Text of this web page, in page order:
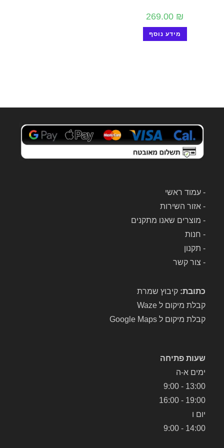
269.00 ₪
מידע נוסף
-עמוד ראשי
-אזור השירות
- מוצרים שאנו מתקנים
- חנות
- תקנון
- צור קשר
כתובת: קיבוץ שמרת
קבלת מיקום ל Waze
קבלת מיקום ל Google Maps
שעות פתיחה
ימים א-ה
13:00 - 9:00
19:00 - 16:00
יום ו
14:00 - 9:00